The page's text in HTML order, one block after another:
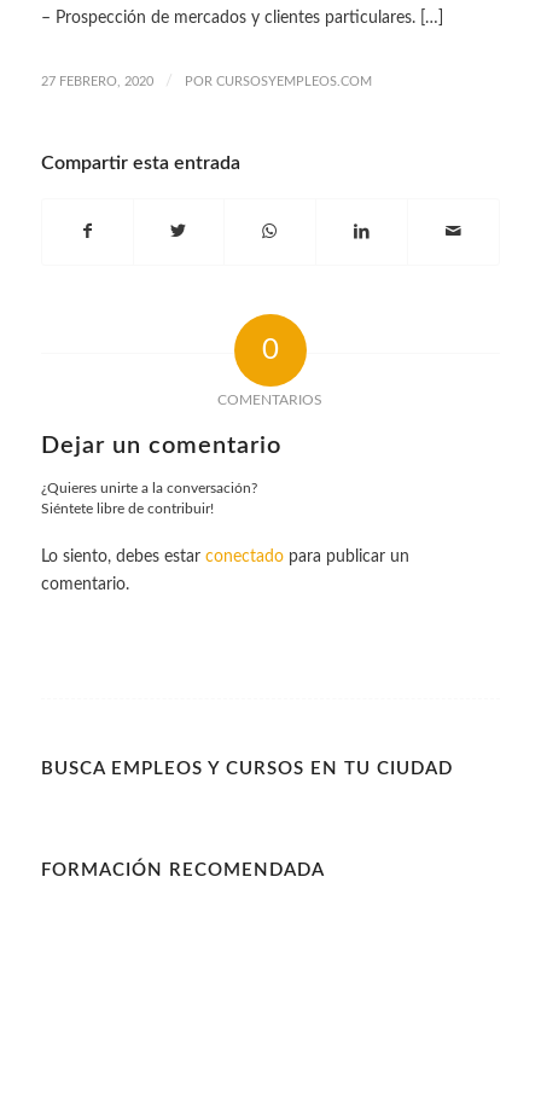
– Prospección de mercados y clientes particulares. […]
27 FEBRERO, 2020 / POR CURSOSYEMPLEOS.COM
Compartir esta entrada
0
COMENTARIOS
Dejar un comentario
¿Quieres unirte a la conversación?
Siéntete libre de contribuir!
Lo siento, debes estar conectadopara publicar un
comentario.
BUSCA EMPLEOS Y CURSOS EN TU CIUDAD
FORMACIÓN RECOMENDADA